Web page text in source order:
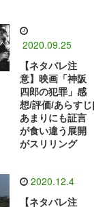
2020.09.25
【ネタバレ注
意】映画「神阪
四郎の犯罪」感
想/評価/あらすじ|
あまりにも証言
が食い違う展開
がスリリング
2020.12.4
【ネタバレ注